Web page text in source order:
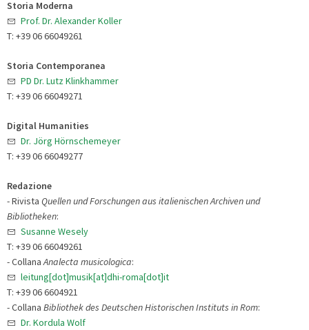
Storia Moderna
Prof. Dr. Alexander Koller
T: +39 06 66049261
Storia Contemporanea
PD Dr. Lutz Klinkhammer
T: +39 06 66049271
Digital Humanities
Dr. Jörg Hörnschemeyer
T: +39 06 66049277
Redazione
- Rivista Quellen und Forschungen aus italienischen Archiven und
Bibliotheken:
Susanne Wesely
T: +39 06 66049261
- Collana Analecta musicologica:
leitung[dot]musik[at]dhi-roma[dot]it
T: +39 06 6604921
- Collana Bibliothek des Deutschen Historischen Instituts in Rom:
Dr. Kordula Wolf